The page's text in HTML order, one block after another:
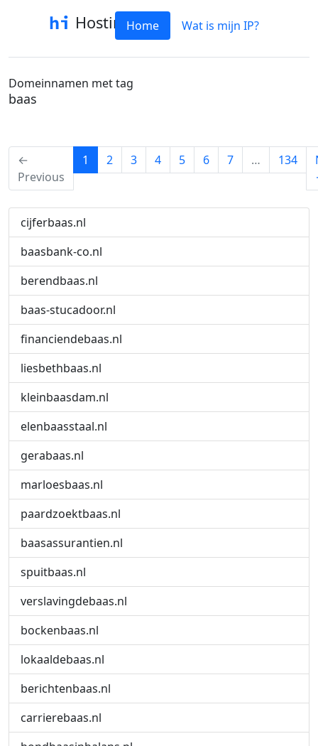
HostinfoHome Wat is mijn IP?
Domeinnamen met tag
baas
←
Previous
1 (current)
2 3 4 5 6 7 … 134
cijferbaas.nl
baasbank-co.nl
berendbaas.nl
baas-stucadoor.nl
financiendebaas.nl
liesbethbaas.nl
kleinbaasdam.nl
elenbaasstaal.nl
gerabaas.nl
marloesbaas.nl
paardzoektbaas.nl
baasassurantien.nl
spuitbaas.nl
verslavingdebaas.nl
bockenbaas.nl
lokaaldebaas.nl
berichtenbaas.nl
carrierebaas.nl